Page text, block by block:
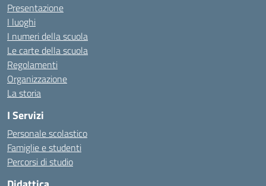
Presentazione
I luoghi
I numeri della scuola
Le carte della scuola
Regolamenti
Organizzazione
La storia
I Servizi
Personale scolastico
Famiglie e studenti
Percorsi di studio